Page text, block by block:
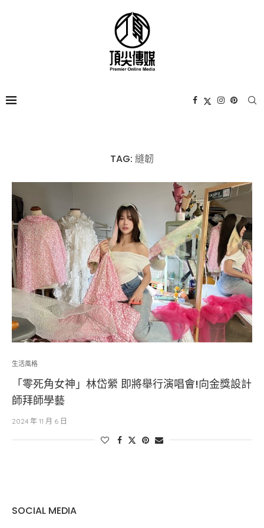
TAG: 縫韌
生活風格
「零死角女神」林岱縈 即將舉行演唱會!向金獎設計
師拜師學藝
2024 年 11 月 6 日
SOCIAL MEDIA